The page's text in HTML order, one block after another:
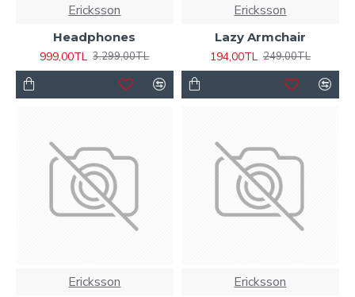
Ericksson
Headphones
999,00TL 3.299,00TL
Ericksson
Lazy Armchair
194,00TL 249,00TL
Ericksson Ericksson